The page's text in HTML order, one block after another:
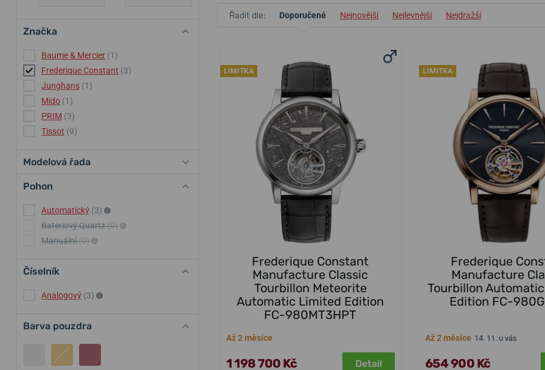
Značka
Baume & Mercier (1)
Frederique Constant (3)
Junghans (1)
Mido (1)
PRIM (3)
Tissot (9)
Modelová řada
Pohon
Automatický (3)
Bateriový Quartz(0)
Manuální(0)
Číselník
Analogový (3)
Barva pouzdra
Řadit dle: Doporučené Nejnovější Nejlevnější Nejdražší
LIMITKA
Frederique Constant
Manufacture Classic
Tourbillon Meteorite
Automatic Limited Edition
FC-980MT3HPT
Až 2 měsíce
1 198 700 Kč Detail
LIMITKA
Frederique
Manufacture
Tourbillon
Edition FC-
Až 2 měsíce 14. 11. u vás
654 900 Kč